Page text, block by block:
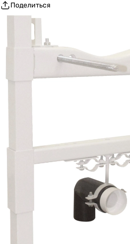
Поделиться